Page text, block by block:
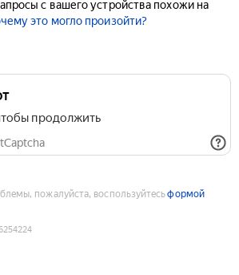
с вашего устройства похожи на
это могло произойти?
продолжить
пожалуйста, воспользуйтесьформой